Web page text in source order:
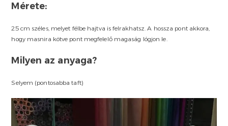
Mérete:
25 cm széles, melyet félbe hajtva is felrakhatsz. A hossza pont akkora,
hogy masnira kötve pont megfelelő magaság lógjon le.
Milyen az anyaga?
Selyem (pontosabba taft)